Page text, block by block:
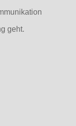
geht.